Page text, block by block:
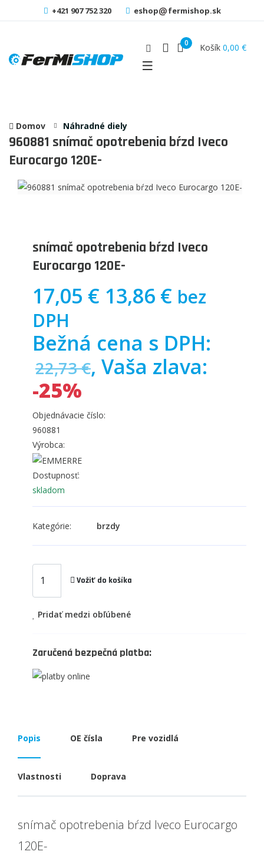
+421 907 752 320 eshop fermishop.sk
0 Košík 0,00 €
Domov Náhradné diely
960881 snímač opotrebenia bŕzd Iveco
Eurocargo 120E-
snímač opotrebenia bŕzd Iveco
Eurocargo 120E-
17,05 € 13,86 € bez
DPH
Bežná cena s DPH:
22,73 €, Vaša zlava:
-25%
Objednávacie číslo:
960881
Výrobca:
Dostupnosť:
skladom
Kategórie: brzdy
Vožiť do košíka
Pridať medzi obľúbené
Zaručená bezpečná platba:
Popis OE čísla Pre vozidlá
Vlastnosti Doprava
snímač opotrebenia bŕzd Iveco Eurocargo
120E-